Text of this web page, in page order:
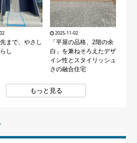
まで、やさし
し
2025-11-02
「平屋の品格、2階の余
白」を兼ねそろえたデザ
イン性とスタイリッシュ
さの融合住宅
もっと見る